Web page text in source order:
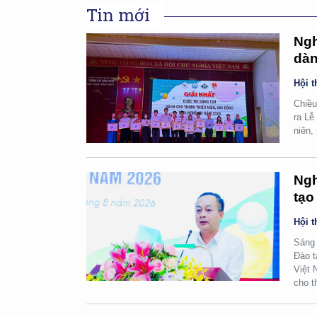
Tin mới
Hội
ra
niên,
tạo
Hội
Đào
Việt
cho